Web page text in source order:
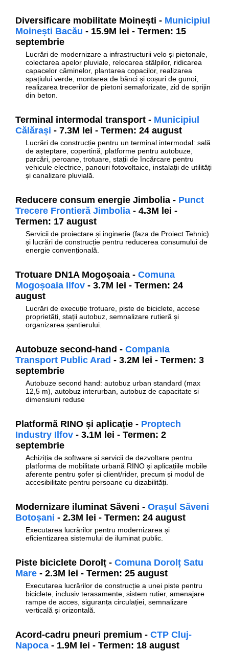
Diversificare mobilitate Moinești - Municipiul
Moinești Bacău - 15.9M lei - Termen: 15
septembrie
Lucrări de modernizare a infrastructurii velo și pietonale,
colectarea apelor pluviale, relocarea stâlpilor, ridicarea
capacelor căminelor, plantarea copacilor, realizarea
spațiului verde, montarea de bănci și coșuri de gunoi,
realizarea trecerilor de pietoni semaforizate, zid de sprijin
din beton.
Terminal intermodal transport - Municipiul
Călărași - 7.3M lei - Termen: 24 august
Lucrări de construcție pentru un terminal intermodal: sală
de așteptare, copertină, platforme pentru autobuze,
parcări, peroane, trotuare, stații de încărcare pentru
vehicule electrice, panouri fotovoltaice, instalații de utilități
și canalizare pluvială.
Reducere consum energie Jimbolia - Punct
Trecere Frontieră Jimbolia - 4.3M lei -
Termen: 17 august
Servicii de proiectare și inginerie (faza de Proiect Tehnic)
și lucrări de construcție pentru reducerea consumului de
energie convențională.
Trotuare DN1A Mogoșoaia - Comuna
Mogoșoaia Ilfov - 3.7M lei - Termen: 24
august
Lucrări de execuție trotuare, piste de biciclete, accese
proprietăți, stații autobuz, semnalizare rutieră și
organizarea șantierului.
Autobuze second-hand - Compania
Transport Public Arad - 3.2M lei - Termen: 3
septembrie
Autobuze second hand: autobuz urban standard (max
12,5 m), autobuz interurban, autobuz de capacitate si
dimensiuni reduse
Platformă RINO și aplicație - Proptech
Industry Ilfov - 3.1M lei - Termen: 2
septembrie
Achiziția de software și servicii de dezvoltare pentru
platforma de mobilitate urbană RINO și aplicațiile mobile
aferente pentru șofer și client/rider, precum și modul de
accesibilitate pentru persoane cu dizabilități.
Modernizare iluminat Săveni - Orașul Săveni
Botoșani - 2.3M lei - Termen: 24 august
Executarea lucrărilor pentru modernizarea și
eficientizarea sistemului de iluminat public.
Piste biciclete Dorolț - Comuna Dorolț Satu
Mare - 2.3M lei - Termen: 25 august
Executarea lucrărilor de construcție a unei piste pentru
biciclete, inclusiv terasamente, sistem rutier, amenajare
rampe de acces, siguranța circulației, semnalizare
verticală și orizontală.
Acord-cadru pneuri premium - CTP Cluj-
Napoca - 1.9M lei - Termen: 18 august